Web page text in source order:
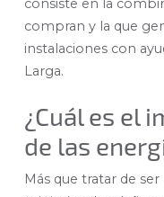
compran y la que
instalaciones con
Larga.
¿Cuál es el
de las
Más que tratar de